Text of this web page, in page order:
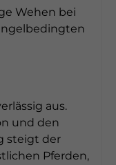
Wehen bei
aus.
und den
steigt der
Pferden,